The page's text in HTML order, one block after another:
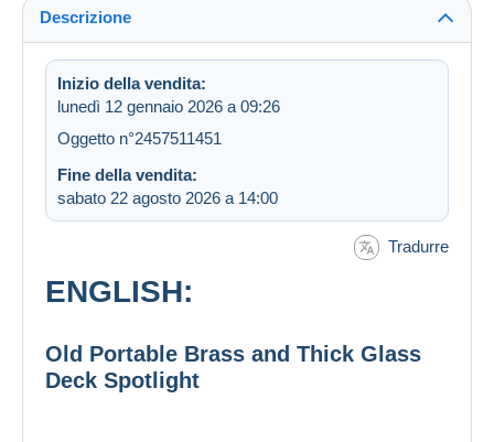
Descrizione
Inizio della vendita:
lunedì 12 gennaio 2026 a 09:26
Oggetto n°2457511451
Fine della vendita:
sabato 22 agosto 2026 a 14:00
Tradurre
ENGLISH:
Old Portable Brass and Thick Glass
Deck Spotlight